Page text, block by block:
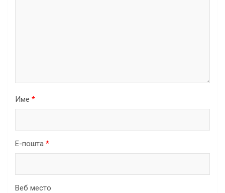
Име *
Е-пошта *
Веб место